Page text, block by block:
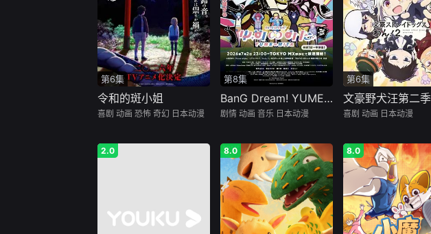
第6集
令和的斑小姐
喜剧 动画 恐怖 奇幻 日本动漫
第8集
BanG Dream! YUME∞MITA
剧情 动画 音乐 日本动漫
第6集
文豪野犬汪第二季
喜剧 动画 日本动漫
2.0 8.0 8.0